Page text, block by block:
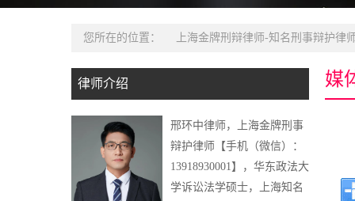
您所在的位置： 上海金牌刑辩律师-知名刑事辩护律
律师介绍
邢环中律师，上海金牌刑事
辩护律师【手机（微信）：
13918930001】，华东政法大
学诉讼法学硕士，上海知名
媒